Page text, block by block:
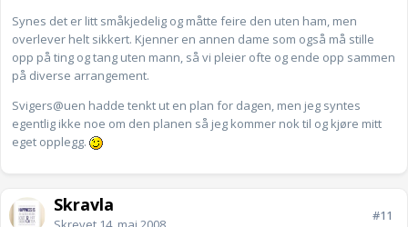
Synes det er litt småkjedelig og måtte feire den uten ham, men
overlever helt sikkert. Kjenner en annen dame som også må stille
opp på ting og tang uten mann, så vi pleier ofte og ende opp sammen
på diverse arrangement.
Svigers@uen hadde tenkt ut en plan for dagen, men jeg syntes
egentlig ikke noe om den planen så jeg kommer nok til og kjøre mitt
eget opplegg.
Skravla #11